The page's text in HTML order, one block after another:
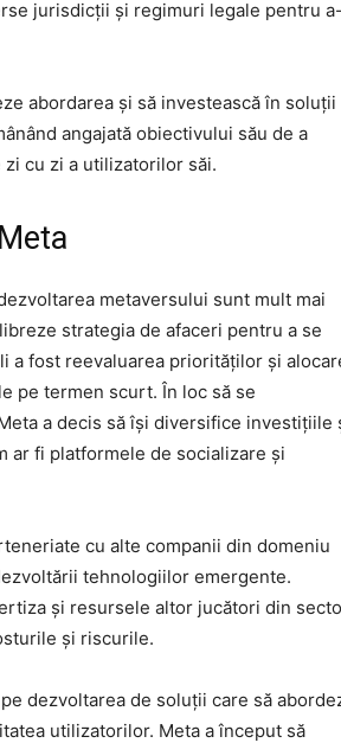
jurisdicții și regimuri legale pentru
abordarea și să investească în soluții
angajată obiectivului său de a
cu zi a utilizatorilor săi.
metaversului sunt mult mai
strategia de afaceri pentru a se
a fost reevaluarea priorităților și
pe termen scurt. În loc să se
a decis să își diversifice investițiile
ar fi platformele de socializare și
cu alte companii din domeniu
tehnologiilor emergente.
și resursele altor jucători din
și riscurile.
dezvoltarea de soluții care să
utilizatorilor. Meta a început să